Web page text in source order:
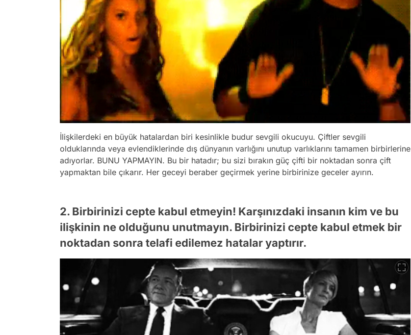
İlişkilerdeki en büyük hatalardan biri kesinlikle budur sevgili okucuyu. Çiftler sevgili
olduklarında veya evlendiklerinde dış dünyanın varlığını unutup varlıklarını tamamen birbirlerine
adıyorlar. BUNU YAPMAYIN. Bu bir hatadır; bu sizi bırakın güç çifti bir noktadan sonra çift
yapmaktan bile çıkarır. Her geceyi beraber geçirmek yerine birbirinize geceler ayırın.
2. Birbirinizi cepte kabul etmeyin! Karşınızdaki insanın kim ve bu
ilişkinin ne olduğunu unutmayın. Birbirinizi cepte kabul etmek bir
noktadan sonra telafi edilemez hatalar yaptırır.